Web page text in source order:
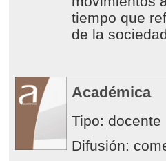
tiempo que
de la
Académica
Tipo: docente
Difusión: